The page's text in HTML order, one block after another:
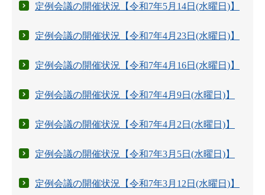
定例会議の開催状況【令和7年5月14日(水曜日)】
定例会議の開催状況【令和7年4月23日(水曜日)】
定例会議の開催状況【令和7年4月16日(水曜日)】
定例会議の開催状況【令和7年4月9日(水曜日)】
定例会議の開催状況【令和7年4月2日(水曜日)】
定例会議の開催状況【令和7年3月5日(水曜日)】
定例会議の開催状況【令和7年3月12日(水曜日)】